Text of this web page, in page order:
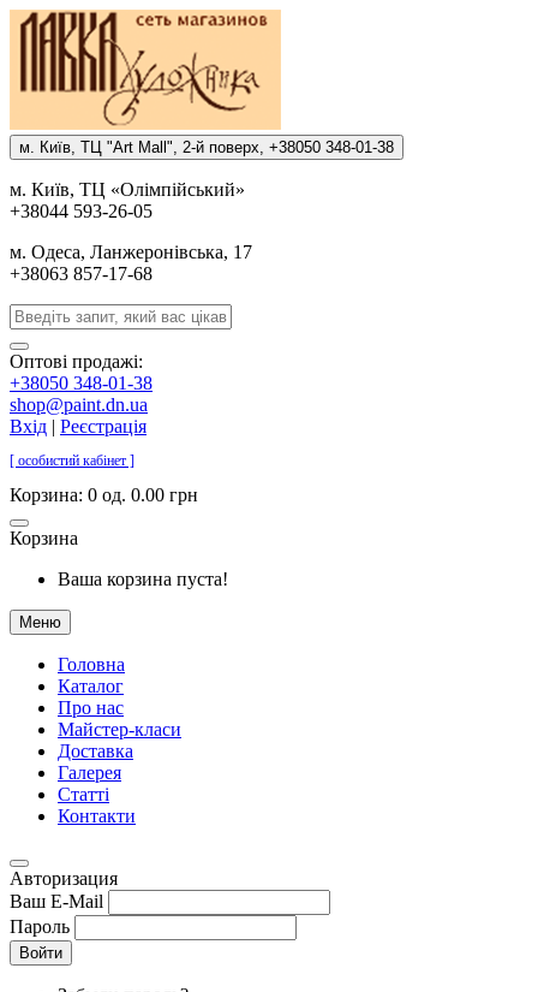
м. Киïв, ТЦ "Art Mall", 2-й поверх, +38050 348-01-38
м. Киïв, ТЦ «Олiмпiйський»
+38044 593-26-05
м. Одеса, Ланжеронiвська, 17
+38063 857-17-68
Оптові продажі:
+38050 348-01-38
shop@paint.dn.ua
Вхід | Реєстрація
[ особистий кабінет ]
Корзина: 0 од. 0.00 грн
Корзина
Ваша корзина пуста!
Меню
Головна
Каталог
Про нас
Майстер-класи
Доставка
Галерея
Статтi
Контакти
Авторизация
Ваш E-Mail
Пароль
Войти